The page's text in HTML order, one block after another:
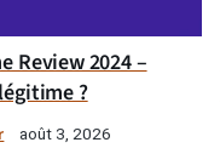
Review 2024 –
?
août 3, 2026